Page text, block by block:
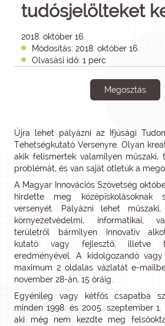
tudósjelölteket
2018. október 16.
Módosítás: 2018. október 16.
Olvasási idő: 1 perc
Megosztás
Újra lehet pályázni az Ifjúsági
Tehetségkutató Versenyre. Olyan
akik felismertek valamilyen műszaki,
problémát, és van saját ötletük a
A Magyar Innovációs Szövetség
hirdette meg középiskolásoknak
versenyét. Pályázni lehet műszaki,
környezetvédelmi, informatikai,
területről bármilyen innovatív
kutató vagy fejlesztő, illetve
eredményével. A kidolgozandó
maximum 2 oldalas vázlatát e-
november 28-án, 15 óráig.
Egyénileg vagy kétfős csapatba
minden 1998. és 2005. szeptember
aki még nem kezdte meg